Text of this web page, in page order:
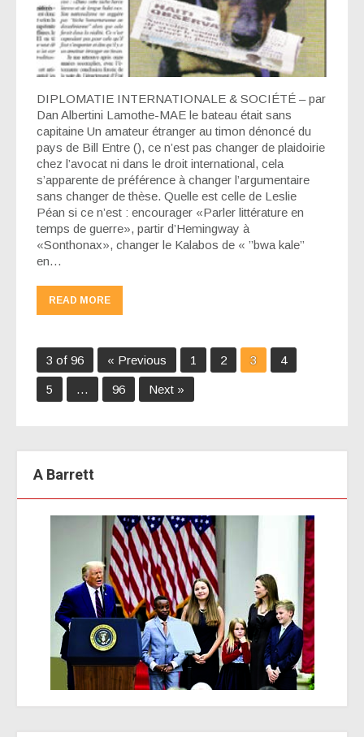
DIPLOMATIE INTERNATIONALE & SOCIÉTÉ – par
Dan Albertini Lamothe-MAE le bateau était sans
capitaine Un amateur étranger au timon dénoncé du
pays de Bill Entre (), ce n’est pas changer de plaidoirie
chez l’avocat ni dans le droit international, cela
s’apparente de préférence à changer l’argumentaire
sans changer de thèse. Quelle est celle de Leslie
Péan si ce n’est : encourager «Parler littérature en
temps de guerre», partir d’Hemingway à
«Sonthonax», changer le Kalabos de « ’’bwa kale’’
en…
READ MORE
3 of 96 « Previous 1 2 3 4
5 … 96 Next »
A Barrett